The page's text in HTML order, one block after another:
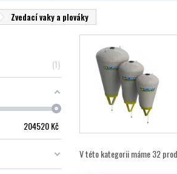
Zvedací vaky a plováky
1
204520Kč
V této kategorii máme 32